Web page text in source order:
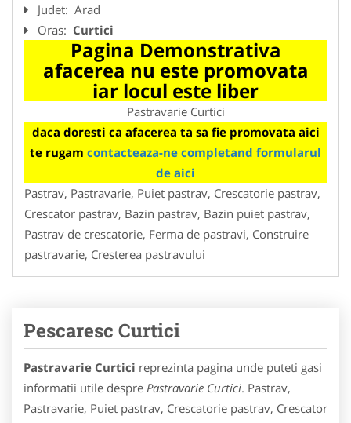
Judet: Arad
Oras: Curtici
Pagina Demonstrativa
afacerea nu este promovata
iar locul este liber
Pastravarie Curtici
daca doresti ca afacerea ta sa fie promovata aici
te rugam contacteaza-ne completand formularul
de aici
Pastrav, Pastravarie, Puiet pastrav, Crescatorie pastrav,
Crescator pastrav, Bazin pastrav, Bazin puiet pastrav,
Pastrav de crescatorie, Ferma de pastravi, Construire
pastravarie, Cresterea pastravului
Pescaresc Curtici
Pastravarie Curtici reprezinta pagina unde puteti gasi
informatii utile despre Pastravarie Curtici. Pastrav,
Pastravarie, Puiet pastrav, Crescatorie pastrav, Crescator